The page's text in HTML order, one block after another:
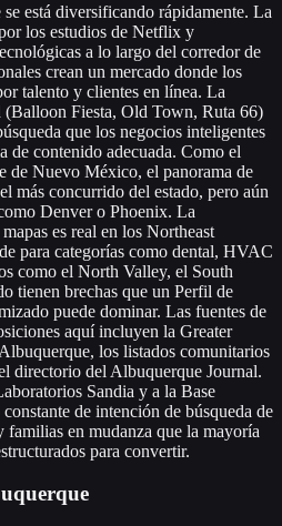
está diversificando rápidamente. La
los estudios de Netflix y
a lo largo del corredor de
crean un mercado donde los
talento y clientes en línea. La
(Balloon Fiesta, Old Town, Ruta 66)
que los negocios inteligentes
de contenido adecuada. Como el
de Nuevo México, el panorama de
más concurrido del estado, pero aún
Denver o Phoenix. La
es real en los Northeast
para categorías como dental, HVAC
como el North Valley, el South
tienen brechas que un Perfil de
puede dominar. Las fuentes de
aquí incluyen la Greater
los listados comunitarios
del Albuquerque Journal.
Sandia y a la Base
de intención de búsqueda de
familias en mudanza que la mayoría
para convertir.